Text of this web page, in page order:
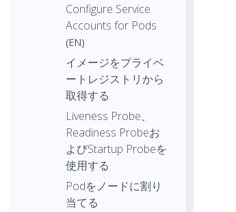
Configure Service
Accounts for Pods
(EN)
イメージをプライベ
ートレジストリから
取得する
Liveness Probe、
Readiness Probeお
よびStartup Probeを
使用する
Podをノードに割り
当てる